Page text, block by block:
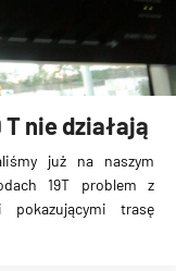
nie działają
już na naszym
19T problem z
pokazującymi trasę